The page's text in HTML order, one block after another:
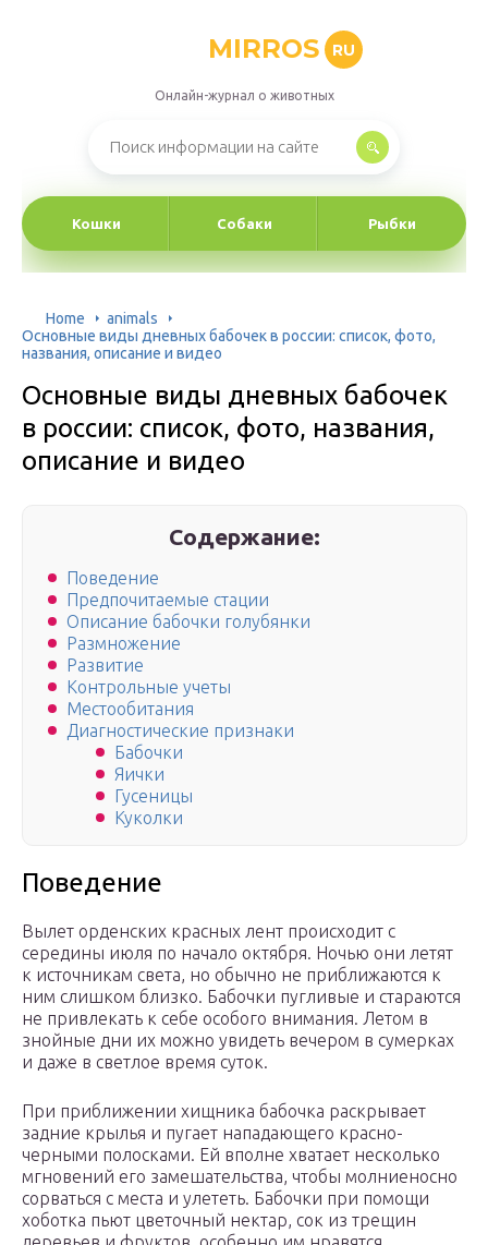
MIRROS RU
Онлайн-журнал о животных
Кошки Собаки Рыбки
Home
animals
Основные виды дневных бабочек в россии: список, фото,
названия, описание и видео
Основные виды дневных бабочек
в россии: список, фото, названия,
описание и видео
Содержание:
Поведение
Предпочитаемые стации
Описание бабочки голубянки
Размножение
Развитие
Контрольные учеты
Местообитания
Диагностические признаки
Бабочки
Яички
Гусеницы
Куколки
Поведение
Вылет орденских красных лент происходит с
середины июля по начало октября. Ночью они летят
к источникам света, но обычно не приближаются к
ним слишком близко. Бабочки пугливые и стараются
не привлекать к себе особого внимания. Летом в
знойные дни их можно увидеть вечером в сумерках
и даже в светлое время суток.
При приближении хищника бабочка раскрывает
задние крылья и пугает нападающего красно-
черными полосками. Ей вполне хватает несколько
мгновений его замешательства, чтобы молниеносно
сорваться с места и улететь. Бабочки при помощи
хоботка пьют цветочный нектар, сок из трещин